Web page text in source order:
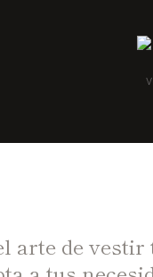
arte de vestir